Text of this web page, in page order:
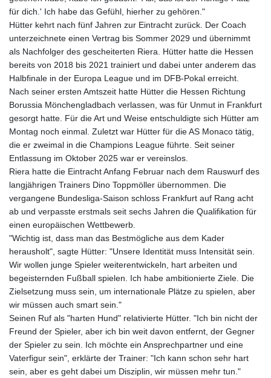
für dich.' Ich habe das Gefühl, hierher zu gehören."
Hütter kehrt nach fünf Jahren zur Eintracht zurück. Der Coach
unterzeichnete einen Vertrag bis Sommer 2029 und übernimmt
als Nachfolger des gescheiterten Riera. Hütter hatte die Hessen
bereits von 2018 bis 2021 trainiert und dabei unter anderem das
Halbfinale in der Europa League und im DFB-Pokal erreicht.
Nach seiner ersten Amtszeit hatte Hütter die Hessen Richtung
Borussia Mönchengladbach verlassen, was für Unmut in Frankfurt
gesorgt hatte. Für die Art und Weise entschuldigte sich Hütter am
Montag noch einmal. Zuletzt war Hütter für die AS Monaco tätig,
die er zweimal in die Champions League führte. Seit seiner
Entlassung im Oktober 2025 war er vereinslos.
Riera hatte die Eintracht Anfang Februar nach dem Rauswurf des
langjährigen Trainers Dino Toppmöller übernommen. Die
vergangene Bundesliga-Saison schloss Frankfurt auf Rang acht
ab und verpasste erstmals seit sechs Jahren die Qualifikation für
einen europäischen Wettbewerb.
"Wichtig ist, dass man das Bestmögliche aus dem Kader
herausholt", sagte Hütter: "Unsere Identität muss Intensität sein.
Wir wollen junge Spieler weiterentwickeln, hart arbeiten und
begeisternden Fußball spielen. Ich habe ambitionierte Ziele. Die
Zielsetzung muss sein, um internationale Plätze zu spielen, aber
wir müssen auch smart sein."
Seinen Ruf als "harten Hund" relativierte Hütter. "Ich bin nicht der
Freund der Spieler, aber ich bin weit davon entfernt, der Gegner
der Spieler zu sein. Ich möchte ein Ansprechpartner und eine
Vaterfigur sein", erklärte der Trainer: "Ich kann schon sehr hart
sein, aber es geht dabei um Disziplin, wir müssen mehr tun."